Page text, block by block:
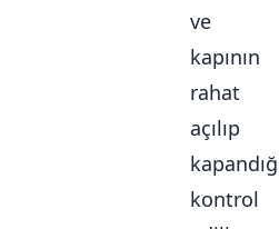
ve
kapının
rahat
açılıp
kontrol